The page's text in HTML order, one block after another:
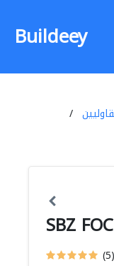
Buildeey
SBZ
(5)